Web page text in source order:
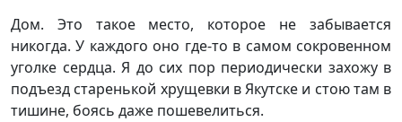
Дом. Это такое место, которое не забывается
никогда. У каждого оно где-то в самом сокровенном
уголке сердца. Я до сих пор периодически захожу в
подъезд старенькой хрущевки в Якутске и стою там в
тишине, боясь даже пошевелиться.